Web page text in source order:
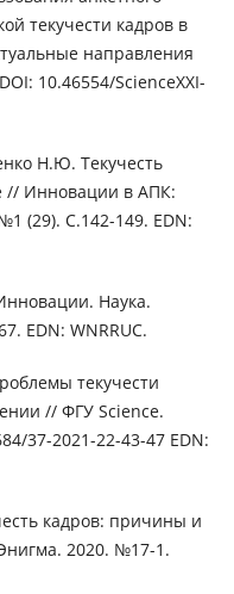
текучести кадров в
направления
10.46554/ScienceXXI-
Н.Ю. Текучесть
// Инновации в АПК:
(29). С.142-149. EDN:
Наука.
EDN: WNRRUC.
текучести
// ФГУ Science.
37-2021-22-43-47 EDN:
кадров: причины и
2020. №17-1.